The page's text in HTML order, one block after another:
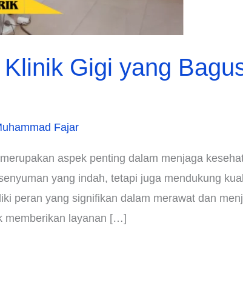
Gigi yang
Fajar
aspek penting dalam menjaga
yang indah, tetapi juga mendukung
peran yang signifikan dalam merawat dan
memberikan layanan […]